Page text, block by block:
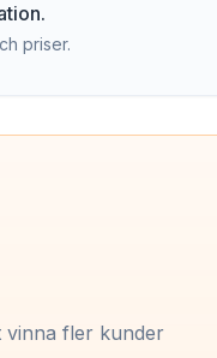
priser.
fler kunder